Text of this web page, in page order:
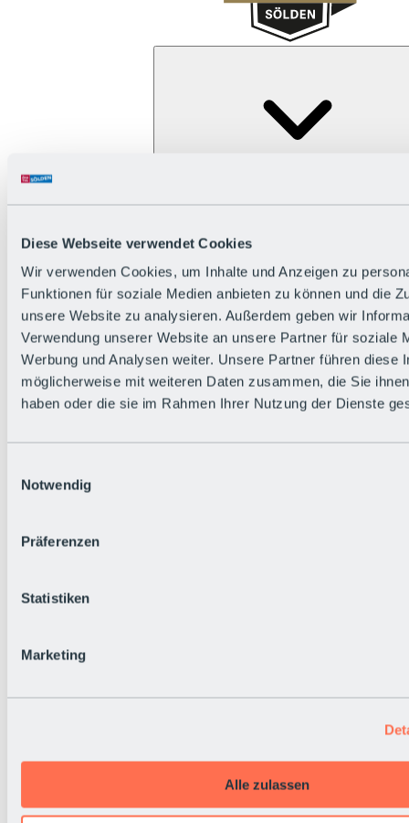
Diese Webseite verwendet Cookies
Wir verwenden Cookies, um Inhalte und Anzeigen zu
Funktionen für soziale Medien anbieten zu können und die
unsere Website zu analysieren. Außerdem geben wir
Verwendung unserer Website an unsere Partner für soziale
Werbung und Analysen weiter. Unsere Partner führen diese
möglicherweise mit weiteren Daten zusammen, die Sie
haben oder die sie im Rahmen Ihrer Nutzung der Dienste
Notwendig
Präferenzen
Statistiken
Marketing
Alle zulassen
Bürger:in werden
Bikepark-Rules
Bikepark-Partnerschaften
Nachhaltigkeit in der BRS
Bikepark & Tickets